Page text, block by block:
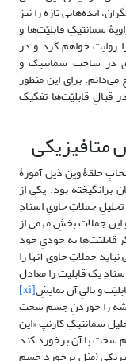
ایده‌هایی تازه را نیز
سمانتیکِ قابلیّت‌ها و
روایت خواهم کرد و در
در ساحتِ سمانتیک و
برای این منظور
قبالِ قابلیّت‌ها تفکیک
اصحابِ حلقۀ وین ذیل آموزۀ
برانگیخته بود. یکی از
جملاتِ حاویِ اسنادِ
جملات بخشِ مهمی از
قابلیّت‌ها به خودیِ خود
جملاتِ حاویِ آنها را
این معضل اسنادِ یک قابلیت را معادل
و تالیِ آن نمایشِ[xi]
را خوردنِ جسمِ سخت
سمانتیکِ کارنپ «این
سخت با آن برخورد کند